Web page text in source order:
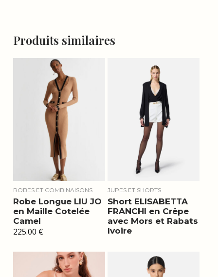
Produits similaires
ROBES ET COMBINAISONS
Robe Longue LIU JO
en Maille Cotelée
Camel
225.00 €
JUPES ET SHORTS
Short ELISABETTA
FRANCHI en Crêpe
avec Mors et Rabats
Ivoire